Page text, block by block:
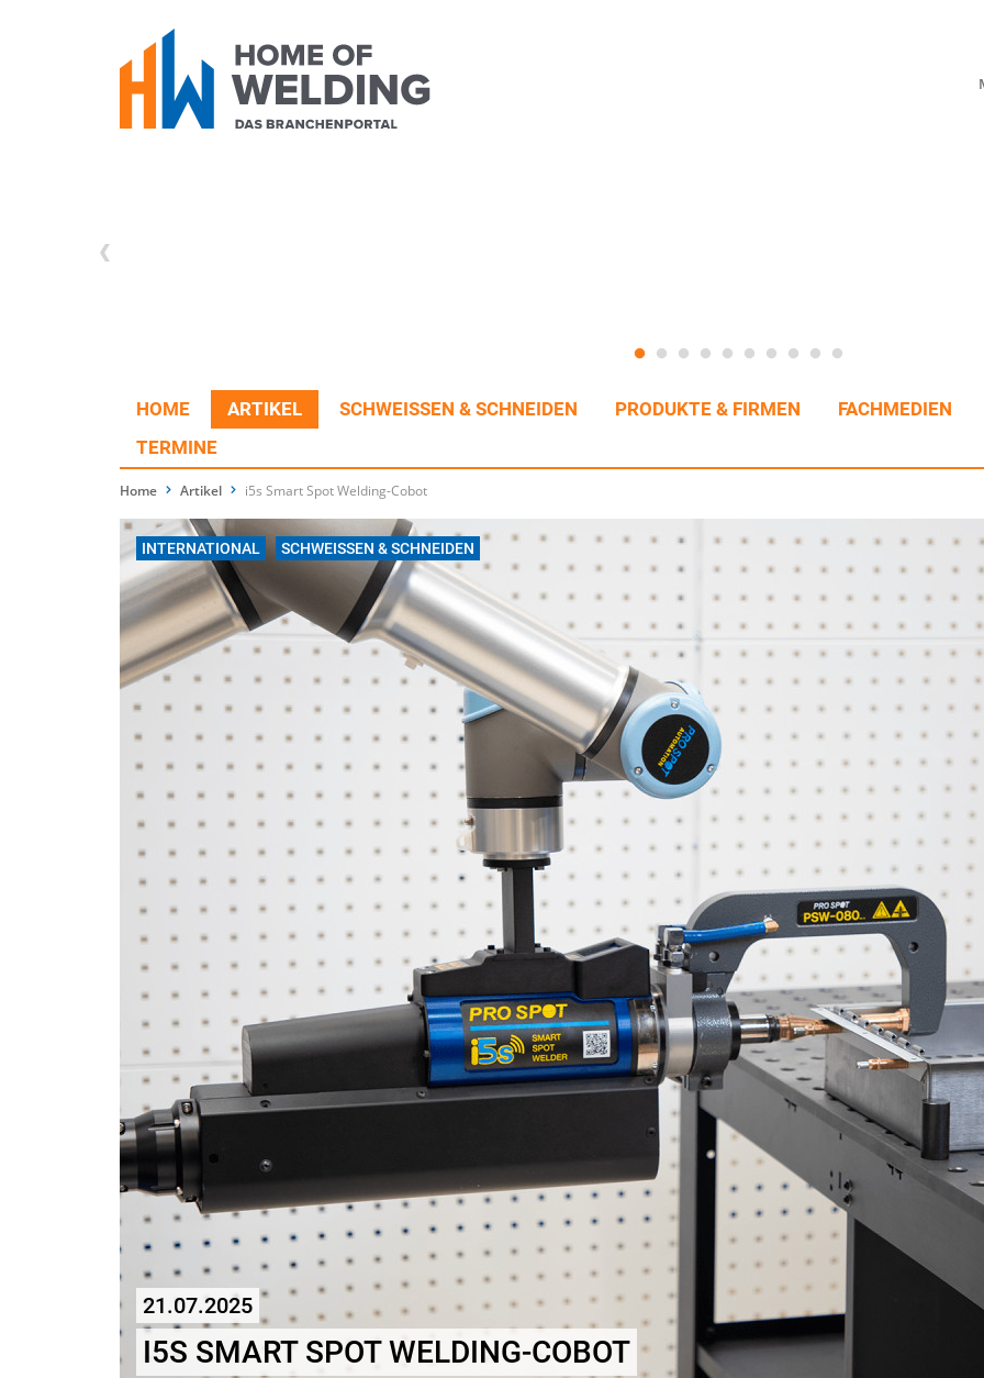
HOME ARTIKEL SCHWEISSEN & SCHNEIDEN PRODUKTE & FIRMEN
FACHMEDIEN
TERMINE
Home Artikel i5s Smart Spot Welding-Cobot
INTERNATIONAL SCHWEISSEN & SCHNEIDEN
21.07.2025
I5S SMART SPOT WELDING-COBOT